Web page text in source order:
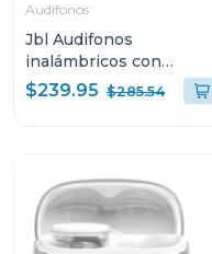
Audifonos
Jbl Audifonos
inalámbricos con
cancelación de ruido
tour pro 3 color negro
$239.95 $285.54